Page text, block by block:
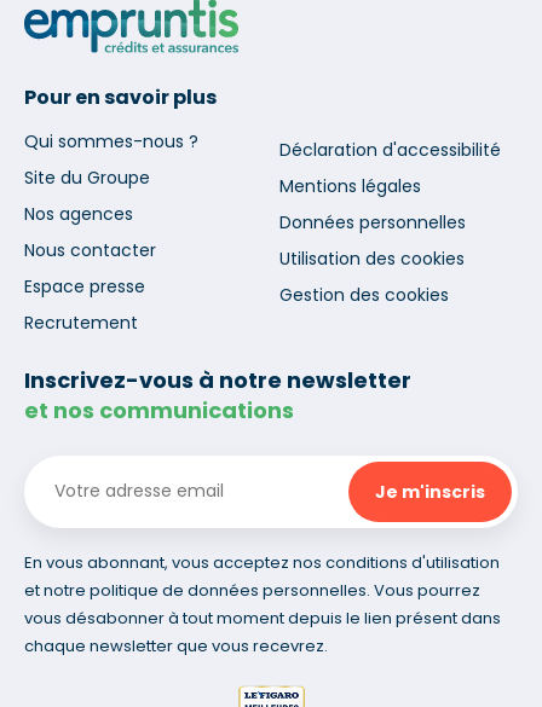
Pour en savoir plus
Qui sommes-nous ?
Site du Groupe
Nos agences
Nous contacter
Espace presse
Recrutement
Déclaration d'accessibilité
Mentions légales
Données personnelles
Utilisation des cookies
Gestion des cookies
Inscrivez-vous à notre newsletter
et nos communications
En vous abonnant, vous acceptez nos conditions d'utilisation
et notre politique de données personnelles. Vous pourrez
vous désabonner à tout moment depuis le lien présent dans
chaque newsletter que vous recevrez.